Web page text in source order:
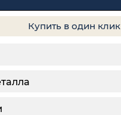
Купить в один клик